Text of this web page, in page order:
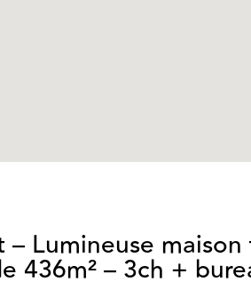
– Lumineuse
436m² – 3ch +